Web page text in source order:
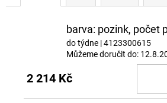
barva: pozink, počet
do týdne | 4123300615
Můžeme doručit do:
2 214 Kč